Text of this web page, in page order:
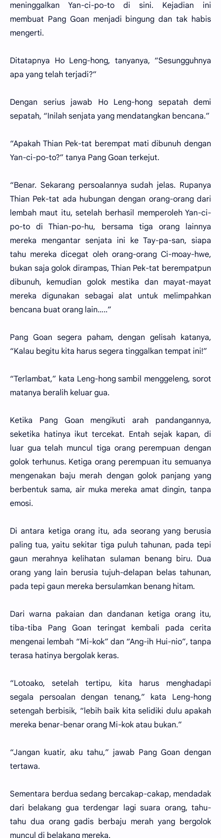
meninggalkan Yan-ci-po-to di sini. Kejadian ini
membuat Pang Goan menjadi bingung dan tak habis
mengerti.
Ditatapnya Ho Leng-hong, tanyanya, “Sesungguhnya
apa yang telah terjadi?”
Dengan serius jawab Ho Leng-hong sepatah demi
sepatah, “Inilah senjata yang mendatangkan bencana.”
“Apakah Thian Pek-tat berempat mati dibunuh dengan
Yan-ci-po-to?” tanya Pang Goan terkejut.
“Benar. Sekarang persoalannya sudah jelas. Rupanya
Thian Pek-tat ada hubungan dengan orang-orang dari
lembah maut itu, setelah berhasil memperoleh Yan-ci-
po-to di Thian-po-hu, bersama tiga orang lainnya
mereka mengantar senjata ini ke Tay-pa-san, siapa
tahu mereka dicegat oleh orang-orang Ci-moay-hwe,
bukan saja golok dirampas, Thian Pek-tat berempatpun
dibunuh, kemudian golok mestika dan mayat-mayat
mereka digunakan sebagai alat untuk melimpahkan
bencana buat orang lain…..”
Pang Goan segera paham, dengan gelisah katanya,
“Kalau begitu kita harus segera tinggalkan tempat ini!”
“Terlambat,” kata Leng-hong sambil menggeleng, sorot
matanya beralih keluar gua.
Ketika Pang Goan mengikuti arah pandangannya,
seketika hatinya ikut tercekat. Entah sejak kapan, di
luar gua telah muncul tiga orang perempuan dengan
golok terhunus. Ketiga orang perempuan itu semuanya
mengenakan baju merah dengan golok panjang yang
berbentuk sama, air muka mereka amat dingin, tanpa
emosi.
Di antara ketiga orang itu, ada seorang yang berusia
paling tua, yaitu sekitar tiga puluh tahunan, pada tepi
gaun merahnya kelihatan sulaman benang biru. Dua
orang yang lain berusia tujuh-delapan belas tahunan,
pada tepi gaun mereka bersulamkan benang hitam.
Dari warna pakaian dan dandanan ketiga orang itu,
tiba-tiba Pang Goan teringat kembali pada cerita
mengenai lembah “Mi-kok” dan “Ang-ih Hui-nio”, tanpa
terasa hatinya bergolak keras.
“Lotoako, setelah tertipu, kita harus menghadapi
segala persoalan dengan tenang,” kata Leng-hong
setengah berbisik, “lebih baik kita selidiki dulu apakah
mereka benar-benar orang Mi-kok atau bukan.”
“Jangan kuatir, aku tahu,” jawab Pang Goan dengan
tertawa.
Sementara berdua sedang bercakap-cakap, mendadak
dari belakang gua terdengar lagi suara orang, tahu-
tahu dua orang gadis berbaju merah yang bergolok
muncul di belakang mereka.